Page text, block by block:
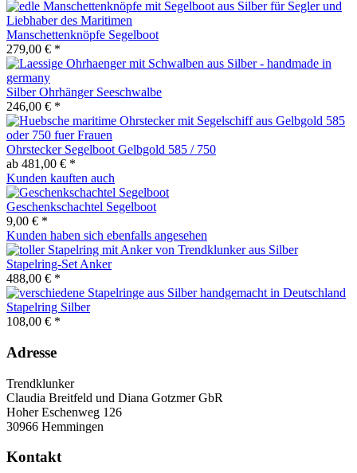
Manschettenknöpfe Segelboot
279,00 € *
Silber Ohrhänger Seeschwalbe
246,00 € *
Ohrstecker Segelboot Gelbgold 585 / 750
ab 481,00 € *
Kunden kauften auch
Geschenkschachtel Segelboot
9,00 € *
Kunden haben sich ebenfalls angesehen
Stapelring-Set Anker
488,00 € *
Stapelring Silber
108,00 € *
Adresse
Trendklunker
Claudia Breitfeld und Diana Gotzmer GbR
Hoher Eschenweg 126
30966 Hemmingen
Kontakt